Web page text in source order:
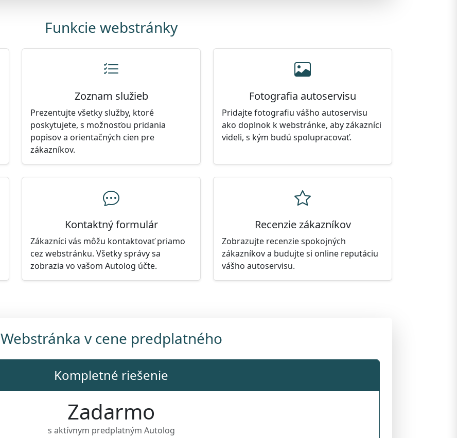
Funkcie webstránky
Zoznam služieb
Prezentujte všetky služby, ktoré
poskytujete, s možnosťou pridania
popisov a orientačných cien pre
zákazníkov.
Fotografia autoservisu
Pridajte fotografiu vášho autoservisu
ako doplnok k webstránke, aby zákazníci
videli, s kým budú spolupracovať.
Kontaktný formulár
Zákazníci vás môžu kontaktovať priamo
cez webstránku. Všetky správy sa
zobrazia vo vašom Autolog účte.
Recenzie zákazníkov
Zobrazujte recenzie spokojných
zákazníkov a budujte si online reputáciu
vášho autoservisu.
Webstránka v cene predplatného
Kompletné riešenie
Zadarmo
s aktívnym predplatným Autolog